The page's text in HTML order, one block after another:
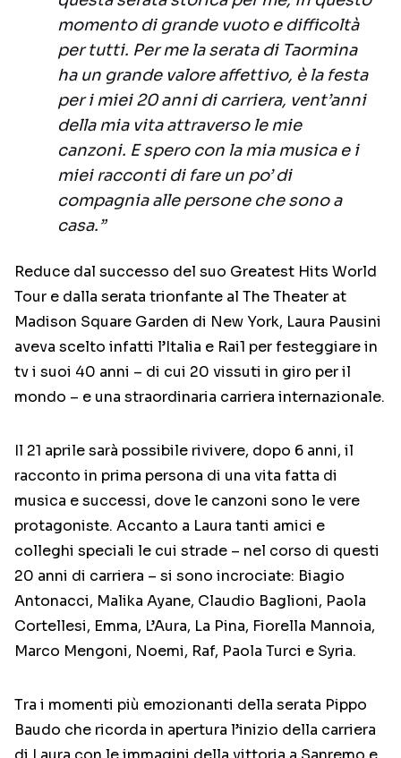
momento di grande vuoto e difficoltà
per tutti. Per me la serata di Taormina
ha un grande valore affettivo, è la festa
per i miei 20 anni di carriera, vent’anni
della mia vita attraverso le mie
canzoni. E spero con la mia musica e i
miei racconti di fare un po’ di
compagnia alle persone che sono a
casa.”
Reduce dal successo del suo Greatest Hits World
Tour e dalla serata trionfante al The Theater at
Madison Square Garden di New York, Laura Pausini
aveva scelto infatti l’Italia e Rai1 per festeggiare in
tv i suoi 40 anni – di cui 20 vissuti in giro per il
mondo – e una straordinaria carriera internazionale.
Il 21 aprile sarà possibile rivivere, dopo 6 anni, il
racconto in prima persona di una vita fatta di
musica e successi, dove le canzoni sono le vere
protagoniste. Accanto a Laura tanti amici e
colleghi speciali le cui strade – nel corso di questi
20 anni di carriera – si sono incrociate: Biagio
Antonacci, Malika Ayane, Claudio Baglioni, Paola
Cortellesi, Emma, L’Aura, La Pina, Fiorella Mannoia,
Marco Mengoni, Noemi, Raf, Paola Turci e Syria.
Tra i momenti più emozionanti della serata Pippo
Baudo che ricorda in apertura l’inizio della carriera